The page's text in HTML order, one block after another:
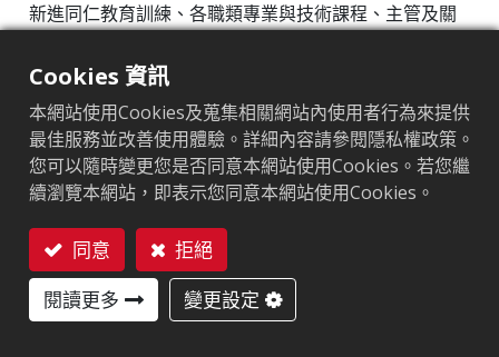
永續治理
利害關係人
永續報告書
新進同仁教育訓練、各職類專業與技術課程、主管及關
全、公司治理與永續相關課程，培訓對象涵蓋各級主管
在揚州主要營運據點，教育訓練已與日常營運深度結
合，訓練內容涵蓋製造、工程、品質、資訊系統、管理
及合規等多元面向，並透過分層與重複性訓練，支持作
業穩定與專業能力累積。2025 年度，揚州據點全年累計
訓練時數約 8,192 小時，參與訓練人次為 593 人，平均
每位員工訓練時數約 14 小時；另視實際需求安排外部專
業課程與取證訓練，年度教育訓練相關投入費用約新台
Cookies 資訊
本網站使用Cookies及蒐集相關網站內使用者行為來提供
最佳服務並改善使用體驗。詳細內容請參閱隱私權政策。
您可以隨時變更您是否同意本網站使用Cookies。若您繼
續瀏覽本網站，即表示您同意本網站使用Cookies。
同意
拒絕
閱讀更多
變更設定